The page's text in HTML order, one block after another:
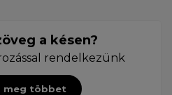
a késen?
rendelkezünk
meg többet